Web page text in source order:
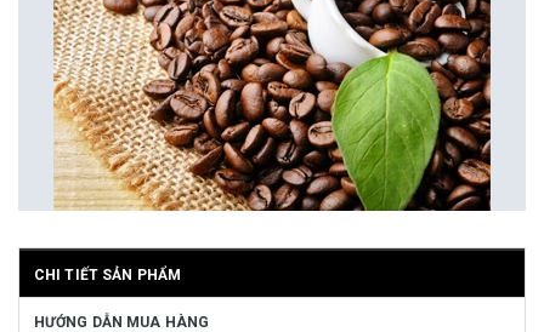
CHI TIẾT SẢN PHẨM
HƯỚNG DẪN MUA HÀNG